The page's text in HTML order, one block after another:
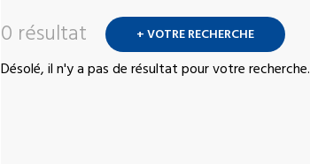
0 résultat + VOTRE RECHERCHE
Désolé, il n'y a pas de résultat pour votre recherche.